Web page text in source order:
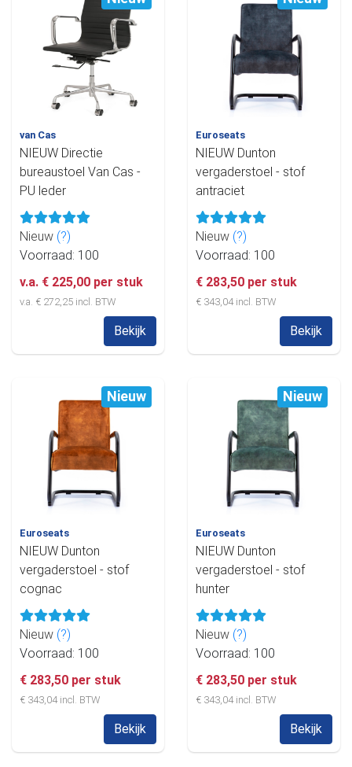
van Cas
NIEUW Directie
bureaustoel Van Cas -
PU leder
Nieuw (?)
Voorraad: 100
v.a. € 225,00 per stuk
v.a. € 272,25 incl. BTW
Bekijk
Euroseats
NIEUW Dunton
vergaderstoel - stof
antraciet
Nieuw (?)
Voorraad: 100
€ 283,50 per stuk
€ 343,04 incl. BTW
Bekijk
Nieuw
Euroseats
NIEUW Dunton
vergaderstoel - stof
cognac
Nieuw (?)
Voorraad: 100
€ 283,50 per stuk
€ 343,04 incl. BTW
Bekijk
Nieuw
Euroseats
NIEUW Dunton
vergaderstoel - stof
hunter
Nieuw (?)
Voorraad: 100
€ 283,50 per stuk
€ 343,04 incl. BTW
Bekijk